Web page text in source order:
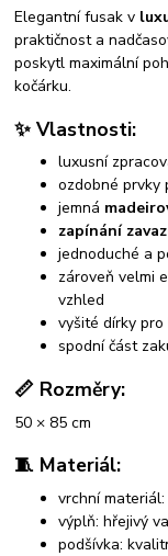
Elegantní fusak v
praktičnost a
poskytl maximální
kočárku.
✨ Vlastnosti:
luxusní
ozdobné prvky
jemná
zapínání
jednoduché a
zároveň velmi
vzhled
vyšité dírky
spodní část
📏 Rozměry:
50 × 85 cm
🧵 Materiál:
vrchní
výplň: hřejivý
podšívka: